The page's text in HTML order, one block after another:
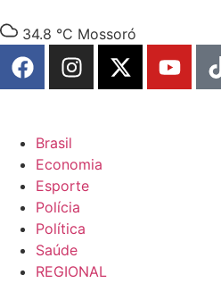
34.8 °C Mossoró
Brasil
Economia
Esporte
Polícia
Política
Saúde
REGIONAL